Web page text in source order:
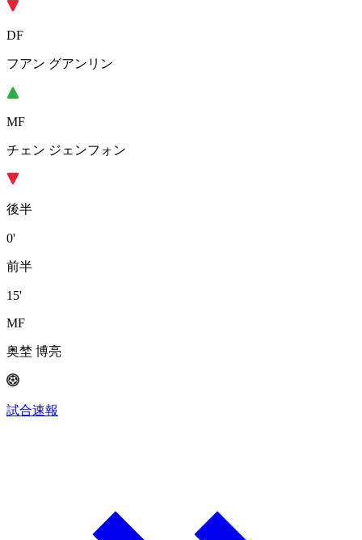
DF
フアン グアンリン
MF
チェン ジェンフォン
後半
0'
前半
15'
MF
奥埜 博亮
試合速報